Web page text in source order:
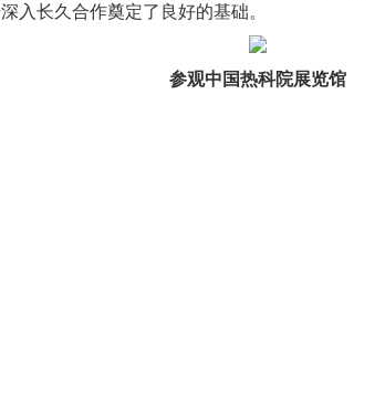
入长久合作奠定了良好的基础。
参观中国热科院展览馆